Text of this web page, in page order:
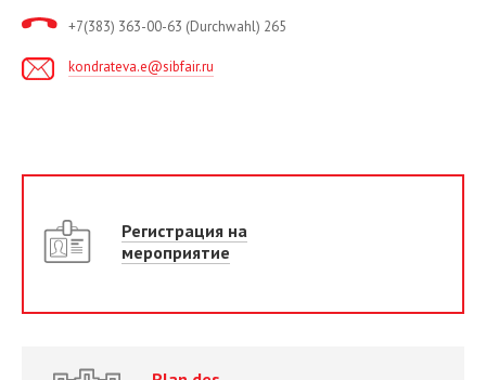
+7(383) 363-00-63 (Durchwahl) 265
kondrateva.e@sibfair.ru
Регистрация на
мероприятие